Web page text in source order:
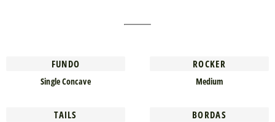
FUNDO
Single Concave
ROCKER
Medium
TAILS BORDAS